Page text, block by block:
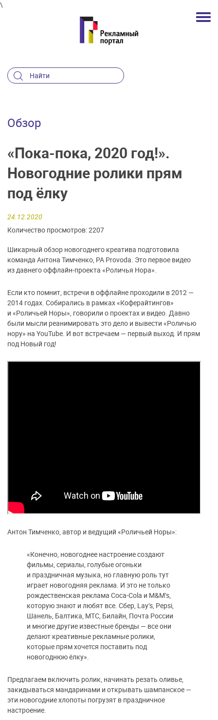
\
Обзор
«Пока-пока, 2020 год!».
Новогодние ролики прям
под ёлку
24.12.2020
Количество просмотров: 2207
Шикарный обзор новогоднего креатива подготовила
команда Антона Тимченко, РА Provoda. Это первое видео
из давнего оффлайн-проекта «Роличья Нора».
Если кто помнит, встречи в оффлайне проходили в 2012 —
2014 годах. Собирались в рамках «Коферайтингов»
и «Роличьей Норы», говорили о проектах и видео. Давно
были мысли реанимировать это дело и вывести «Роличью
нору» на YouTube. И вот встречаем — первый выход. И прям
под Новый год!
Антон Тимченко, автор и ведущий «Роличьей Норы»:
«Конечно, новогоднее настроение создают
фильмы, сериалы, голубые огоньки
и праздничная музыка, но главную роль тут
играет новогодняя реклама. И это не только
рождественская реклама Coca-Cola и M&M’s,
которую знают и любят все. Сбер, Lay’s, Pepsi,
Шанель, Балтика, МТС, Билайн, Почта России
и многие другие известные бренды — все они
делают креативные рекламные ролики,
которые прям хочется поставить под
новогоднюю ёлку».
Предлагаем включить ролик, начинать резать оливье,
закидываться мандаринами и открывать шампанское —
эти новогодние хлопоты погрузят в праздничное
настроение.